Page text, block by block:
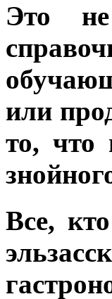
Это
или
то, что
Все,